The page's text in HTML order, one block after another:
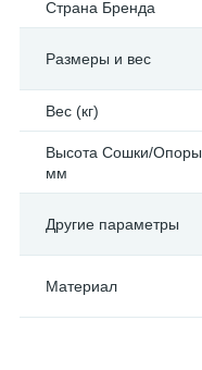
Страна Бренда
Размеры и вес
Вес (кг)
Высота Сошки/Опоры,
мм
Другие параметры
Материал